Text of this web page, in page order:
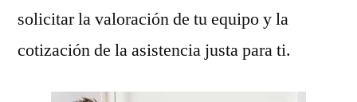
solicitar la valoración de tu equipo y la
cotización de la asistencia justa para ti.